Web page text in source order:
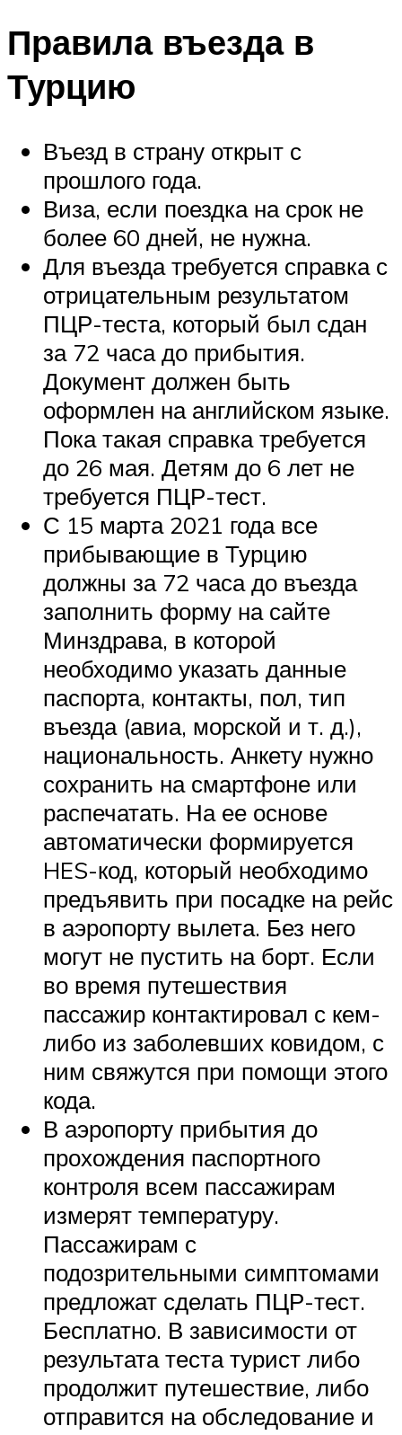
Правила въезда в
Турцию
Въезд в страну открыт с
прошлого года.
Виза, если поездка на срок не
более 60 дней, не нужна.
Для въезда требуется справка с
отрицательным результатом
ПЦР-теста, который был сдан
за 72 часа до прибытия.
Документ должен быть
оформлен на английском языке.
Пока такая справка требуется
до 26 мая. Детям до 6 лет не
требуется ПЦР-тест.
С 15 марта 2021 года все
прибывающие в Турцию
должны за 72 часа до въезда
заполнить форму на сайте
Минздрава, в которой
необходимо указать данные
паспорта, контакты, пол, тип
въезда (авиа, морской и т. д.),
национальность. Анкету нужно
сохранить на смартфоне или
распечатать. На ее основе
автоматически формируется
HES-код, который необходимо
предъявить при посадке на рейс
в аэропорту вылета. Без него
могут не пустить на борт. Если
во время путешествия
пассажир контактировал с кем-
либо из заболевших ковидом, с
ним свяжутся при помощи этого
кода.
В аэропорту прибытия до
прохождения паспортного
контроля всем пассажирам
измерят температуру.
Пассажирам с
подозрительными симптомами
предложат сделать ПЦР-тест.
Бесплатно. В зависимости от
результата теста турист либо
продолжит путешествие, либо
отправится на обследование и